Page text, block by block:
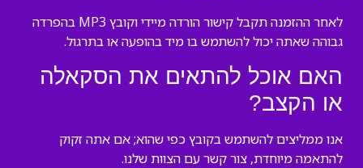
לאחר ההזמנה תקבל קישור הורדה מיידי וקובץ MP3 בהפרדה
גבוהה שאתה יכול להשתמש בו מיד בהופעה או בתרגול.
האם אוכל להתאים את הסקאלה
או הקצב?
אנו ממליצים להשתמש בקובץ כפי שהוא; אם אתה זקוק
להתאמה מיוחדת, צור קשר עם הצוות שלנו.